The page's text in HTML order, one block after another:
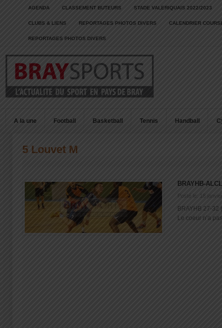
AGENDA CLASSEMENT BUTEURS STADE VALERIQUAIS 2022/2023
CLUBS & LIENS REPORTAGES PHOTOS DIVERS CALENDRIER
REPORTAGES PHOTOS DIVERS
A la une Football Basketball Tennis Handball
5 Louvet M
BRAYHB-
Posté le: 18
BRAYHB 27-32
Le coeur n’a